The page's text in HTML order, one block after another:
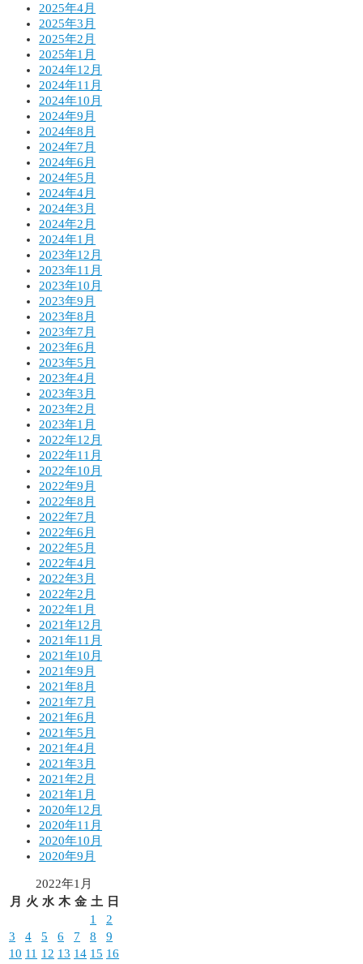
2025年4月
2025年3月
2025年2月
2025年1月
2024年12月
2024年11月
2024年10月
2024年9月
2024年8月
2024年7月
2024年6月
2024年5月
2024年4月
2024年3月
2024年2月
2024年1月
2023年12月
2023年11月
2023年10月
2023年9月
2023年8月
2023年7月
2023年6月
2023年5月
2023年4月
2023年3月
2023年2月
2023年1月
2022年12月
2022年11月
2022年10月
2022年9月
2022年8月
2022年7月
2022年6月
2022年5月
2022年4月
2022年3月
2022年2月
2022年1月
2021年12月
2021年11月
2021年10月
2021年9月
2021年8月
2021年7月
2021年6月
2021年5月
2021年4月
2021年3月
2021年2月
2021年1月
2020年12月
2020年11月
2020年10月
2020年9月
2022年1月
月
火 水 木 金 土
日
1
2
3
4 5 6 7 8
9
10 11 12 13 14 15 16